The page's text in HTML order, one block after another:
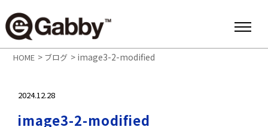
HOME > ブログ > image3-2-modified
2024.12.28
image3-2-modified